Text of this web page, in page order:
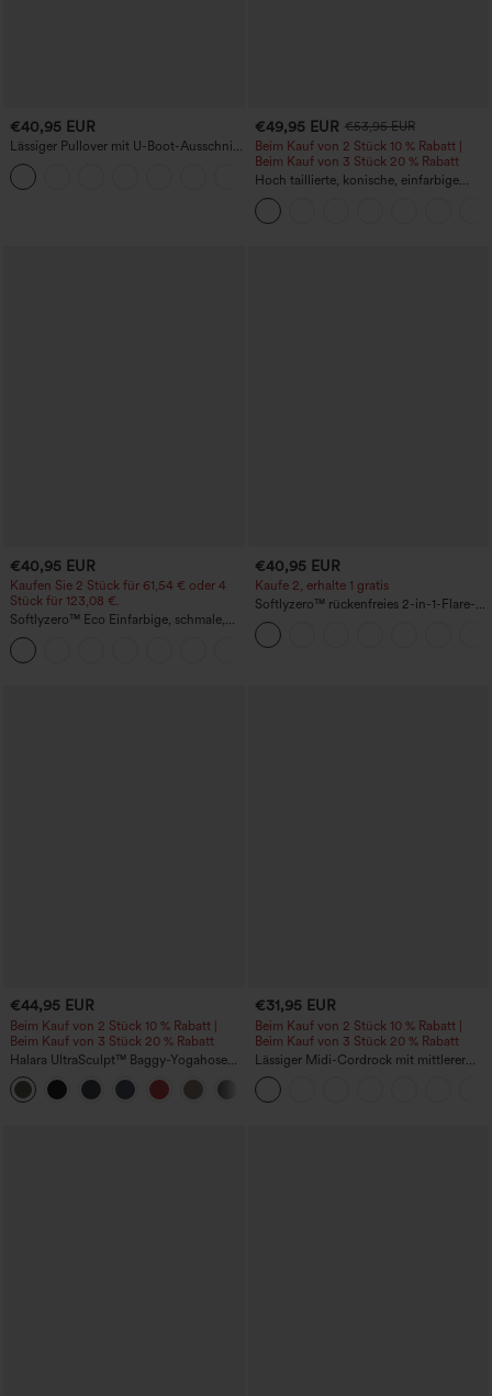
€40,95 EUR
Lässiger Pullover mit U-Boot-Ausschnitt
und Fledermausärmeln.
+1
€49,95 EUR €53,95 EUR
Beim Kauf von 2 Stück 10 % Rabatt |
Beim Kauf von 3 Stück 20 % Rabatt
Hoch taillierte, konische, einfarbige
Anzughose mit Seitentaschen
€40,95 EUR
Kaufen Sie 2 Stück für 61,54 € oder 4
Stück für 123,08 €.
Softlyzero™ Eco Einfarbige, schmale,
hoch taillierte Wanderhose mit
mehreren Taschen
€40,95 EUR
Kaufe 2, erhalte 1 gratis
Softlyzero™ rückenfreies 2-in-1-Flare-
Trainingskleid – Wannabe – Easy Peezy
€44,95 EUR
Beim Kauf von 2 Stück 10 % Rabatt |
Beim Kauf von 3 Stück 20 % Rabatt
Halara UltraSculpt™ Baggy-Yogahose
mit hohem Bund, Bauchkontrolle,
Color-Block-Streifen und Taschen
€31,95 EUR
Beim Kauf von 2 Stück 10 % Rabatt |
Beim Kauf von 3 Stück 20 % Rabatt
Lässiger Midi-Cordrock mit mittlerer
Bundhöhe und vorderseitiger
Klapptasche